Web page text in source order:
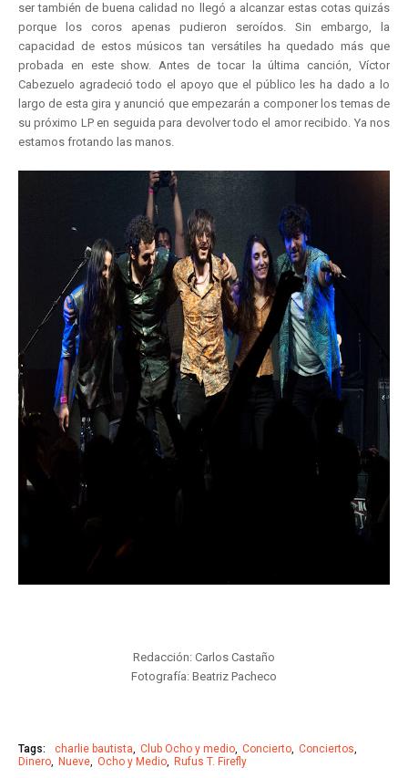
ser también de buena calidad no llegó a alcanzar estas cotas quizás
porque los coros apenas pudieron seroídos. Sin embargo, la
capacidad de estos músicos tan versátiles ha quedado más que
probada en este show. Antes de tocar la última canción, Víctor
Cabezuelo agradeció todo el apoyo que el público les ha dado a lo
largo de esta gira y anunció que empezarán a componer los temas de
su próximo LP en seguida para devolver todo el amor recibido. Ya nos
estamos frotando las manos.
Redacción: Carlos Castaño
Fotografía: Beatriz Pacheco
Tags: charlie bautista Club Ocho y medio Concierto Conciertos
Dinero
Nueve Ocho y Medio Rufus T. Firefly